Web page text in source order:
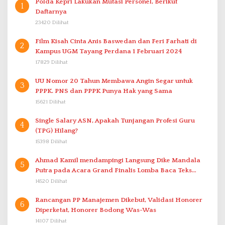
1
Polda Kepri Lakukan Mutasi Personel, Berikut
Daftarnya
23420 Dilihat
2
Film Kisah Cinta Anis Baswedan dan Feri Farhati di
Kampus UGM Tayang Perdana 1 Februari 2024
17829 Dilihat
3
UU Nomor 20 Tahun Membawa Angin Segar untuk
PPPK. PNS dan PPPK Punya Hak yang Sama
15621 Dilihat
4
Single Salary ASN, Apakah Tunjangan Profesi Guru
(TPG) Hilang?
15398 Dilihat
5
Ahmad Kamil mendampingi Langsung Dike Mandala
Putra pada Acara Grand Finalis Lomba Baca Teks
Proklamasi Mirip Bung Karno di Bali
14520 Dilihat
6
Rancangan PP Manajemen Dikebut, Validasi Honorer
Diperketat, Honorer Bodong Was-Was
14107 Dilihat